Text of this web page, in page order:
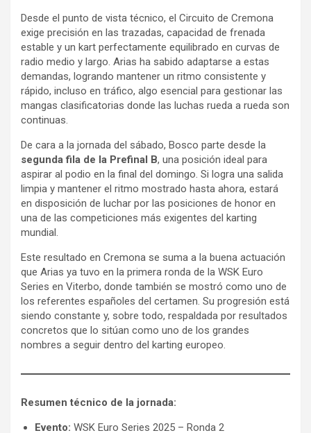
Desde el punto de vista técnico, el Circuito de Cremona
exige precisión en las trazadas, capacidad de frenada
estable y un kart perfectamente equilibrado en curvas de
radio medio y largo. Arias ha sabido adaptarse a estas
demandas, logrando mantener un ritmo consistente y
rápido, incluso en tráfico, algo esencial para gestionar las
mangas clasificatorias donde las luchas rueda a rueda son
continuas.
De cara a la jornada del sábado, Bosco parte desde la
segunda fila de la Prefinal B, una posición ideal para
aspirar al podio en la final del domingo. Si logra una salida
limpia y mantener el ritmo mostrado hasta ahora, estará
en disposición de luchar por las posiciones de honor en
una de las competiciones más exigentes del karting
mundial.
Este resultado en Cremona se suma a la buena actuación
que Arias ya tuvo en la primera ronda de la WSK Euro
Series en Viterbo, donde también se mostró como uno de
los referentes españoles del certamen. Su progresión está
siendo constante y, sobre todo, respaldada por resultados
concretos que lo sitúan como uno de los grandes
nombres a seguir dentro del karting europeo.
Resumen técnico de la jornada:
Evento: WSK Euro Series 2025 – Ronda 2